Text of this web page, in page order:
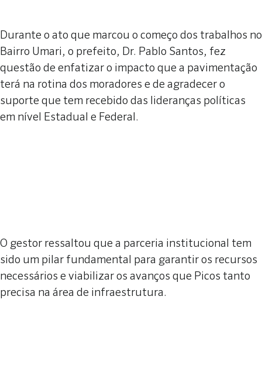
Durante o ato que marcou o começo dos trabalhos no
Bairro Umari, o prefeito, Dr. Pablo Santos, fez
questão de enfatizar o impacto que a pavimentação
terá na rotina dos moradores e de agradecer o
suporte que tem recebido das lideranças políticas
em nível Estadual e Federal.
O gestor ressaltou que a parceria institucional tem
sido um pilar fundamental para garantir os recursos
necessários e viabilizar os avanços que Picos tanto
precisa na área de infraestrutura.